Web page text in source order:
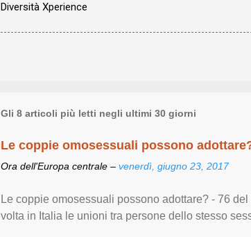
Diversità Xperience
Gli 8 articoli più letti negli ultimi 30 giorni
Le coppie omosessuali possono
Ora dell'Europa centrale – venerdì, giugno 23, 2017
Le coppie omosessuali possono adottare? - 76
volta in Italia le unioni tra persone dello stesso